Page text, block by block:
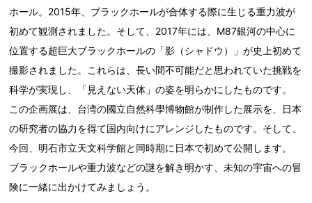
ホール。2015年、ブラックホールが合体する際に生じる重力波が
初めて観測されました。そして、2017年には、M87銀河の中心に
位置する超巨大ブラックホールの「影（シャドウ）」が史上初めて
撮影されました。これらは、長い間不可能だと思われていた挑戦を
科学が実現し、「見えない天体」の姿を明らかにしたものです。
この企画展は、台湾の國立自然科學博物館が制作した展示を、日本
の研究者の協力を得て国内向けにアレンジしたものです。そして、
今回、明石市立天文科学館と同時期に日本で初めて公開します。
ブラックホールや重力波などの謎を解き明かす、未知の宇宙への冒
険に一緒に出かけてみましょう。